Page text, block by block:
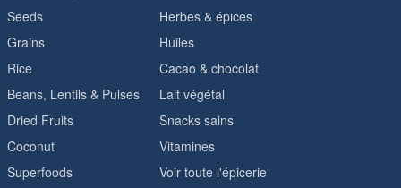
Seeds
Grains
Rice
Beans, Lentils & Pulses
Dried Fruits
Coconut
Superfoods
Herbes & épices
Huiles
Cacao & chocolat
Lait végétal
Snacks sains
Vitamines
Voir toute l'épicerie